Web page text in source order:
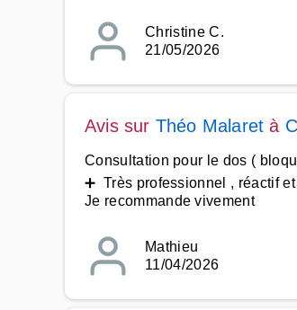
Christine C.
21/05/2026
Avis sur Théo Malaret à
Consultation pour le dos (
➕ Très professionnel , réactif et
Je recommande vivement
Mathieu
11/04/2026